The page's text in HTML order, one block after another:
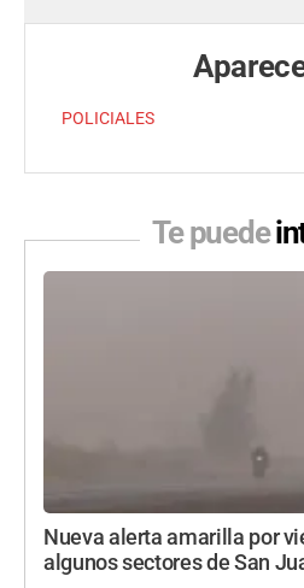
POLICIALES
Te puede
Nueva alerta amarilla por
algunos sectores de San